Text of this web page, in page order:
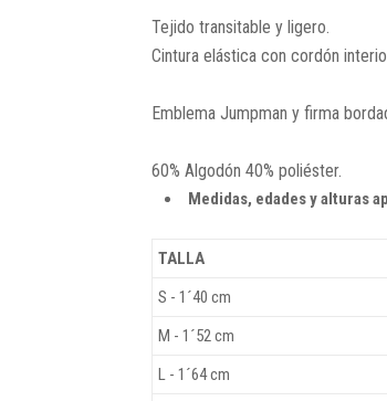
Tejido transitable y ligero.
Cintura elástica con cordón
Emblema Jumpman y firma
60% Algodón 40% poliéster.
Medidas, edades y alturas
TALLA
S - 1´40 cm
M - 1´52 cm
L - 1´64 cm